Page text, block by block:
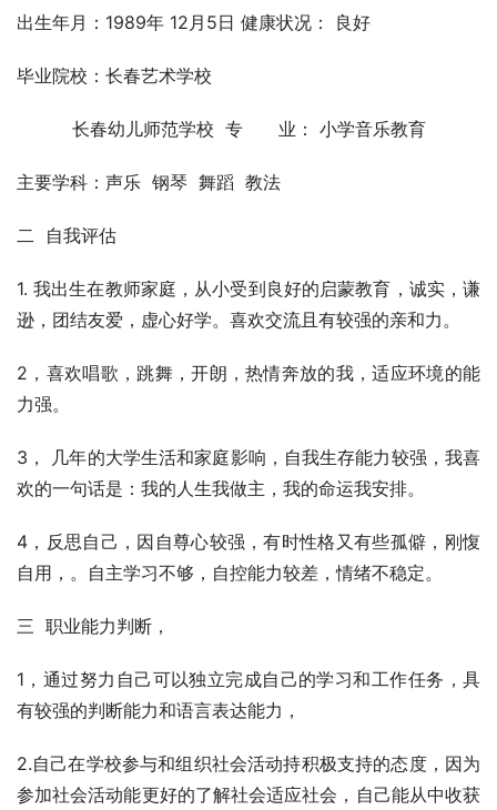
出生年月：1989年 12月5日 健康状况： 良好
毕业院校：长春艺术学校
长春幼儿师范学校  专　　业： 小学音乐教育
主要学科：声乐  钢琴  舞蹈  教法
二  自我评估
1. 我出生在教师家庭，从小受到良好的启蒙教育，诚实，谦
逊，团结友爱，虚心好学。喜欢交流且有较强的亲和力。
2，喜欢唱歌，跳舞，开朗，热情奔放的我，适应环境的能
力强。
3， 几年的大学生活和家庭影响，自我生存能力较强，我喜
欢的一句话是：我的人生我做主，我的命运我安排。
4，反思自己，因自尊心较强，有时性格又有些孤僻，刚愎
自用，。自主学习不够，自控能力较差，情绪不稳定。
三  职业能力判断，
1，通过努力自己可以独立完成自己的学习和工作任务，具
有较强的判断能力和语言表达能力，
2.自己在学校参与和组织社会活动持积极支持的态度，因为
参加社会活动能更好的了解社会适应社会，自己能从中收获